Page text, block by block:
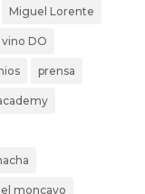
Miguel Lorente
DO
prensa
moncayo